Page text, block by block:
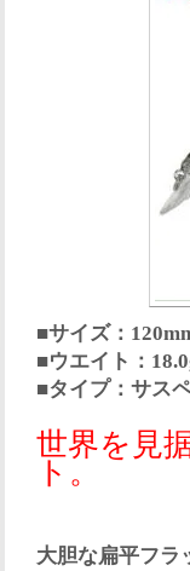
■サイズ：
■ウエイト：
■タイプ：サス
世界を見
ト。
大胆な扁平フラ